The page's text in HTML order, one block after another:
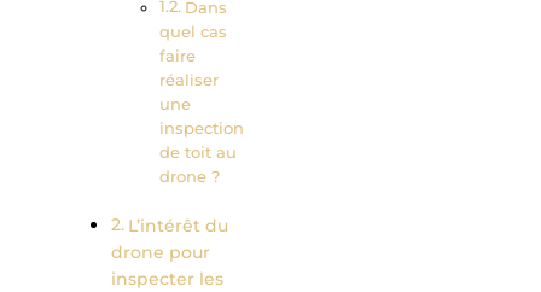
Dans
quel cas
faire
réaliser
une
inspection
de toit au
drone ?
L’intérêt du
drone pour
inspecter les